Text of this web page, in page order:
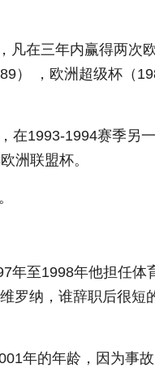
凡在三年内赢得两次
） ，欧洲超级杯（
在1993-1994赛季另
洲联盟杯。
年至1998年他担任体
罗纳，谁辞职后很短
年的年龄，因为事故